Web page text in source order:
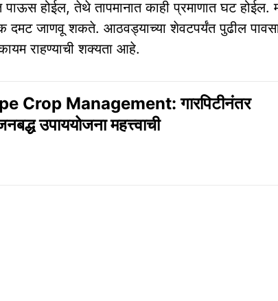
होईल, तेथे तापमानात काही प्रमाणात घट होईल.
दमट जाणवू शकते. आठवड्याच्या शेवटपर्यंत पुढील
राहण्याची शक्यता आहे.
Crop Management: गारपिटीनंतर
उपाययोजना महत्त्वाची